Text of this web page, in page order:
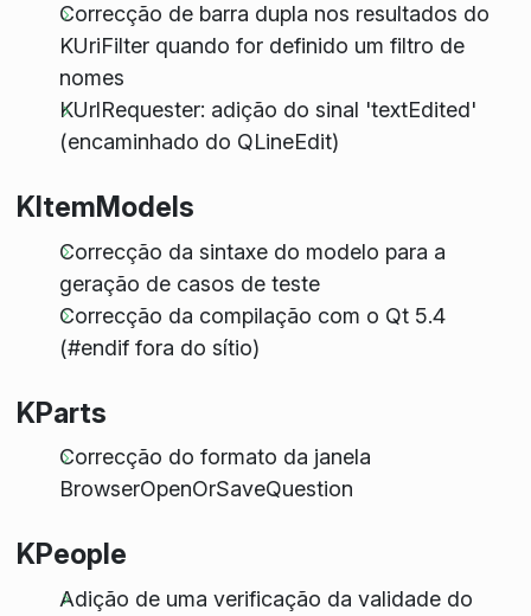
Correcção de barra dupla nos resultados do
KUriFilter quando for definido um filtro de
nomes
KUrlRequester: adição do sinal 'textEdited'
(encaminhado do QLineEdit)
KItemModels
Correcção da sintaxe do modelo para a
geração de casos de teste
Correcção da compilação com o Qt 5.4
(#endif fora do sítio)
KParts
Correcção do formato da janela
BrowserOpenOrSaveQuestion
KPeople
Adição de uma verificação da validade do